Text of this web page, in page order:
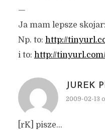
—
Ja mam lepsze
Np. to: http://
i to: http://
JUREK
2009-02-13
[rK] pisze…